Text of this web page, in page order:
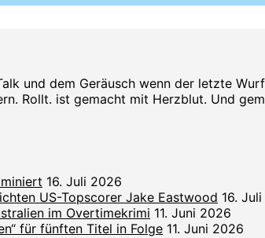
und dem Geräusch wenn der letzte
Rollt. ist gemacht mit Herzblut. Und
16. Juli 2026
US-Topscorer Jake Eastwood 16.
im Overtimekrimi 11. Juni 2026
für fünften Titel in Folge 11. Juni 2026